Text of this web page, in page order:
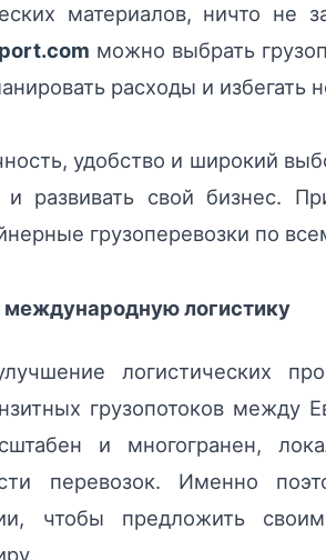
материалов, ничто не
можно выбрать
расходы и
удобство и широкий
развивать свой бизнес.
грузоперевозки по
логистику
логистических
грузопотоков между
и многогранен,
перевозок. Именно
чтобы предложить